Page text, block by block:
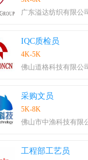
广东溢达纺织有限公
IQC质检员
4K-5K
佛山道格科技有限公
采购文员
5K-8K
佛山市中渔科技有限
工程部工艺员